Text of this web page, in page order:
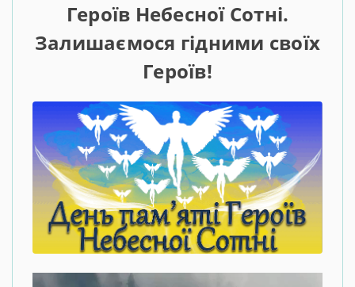
Героїв Небесної Сотні.
Залишаємося гідними своїх
Героїв!